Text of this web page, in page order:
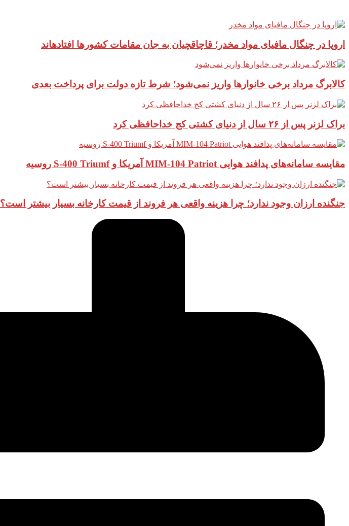
اروپا در چنگال مافیای مواد مخدر؛ قاچاقچیان به جان مقامات کشورها افتادهاند
کالابرگ مرداد برخی خانوارها واریز نمی‌شود؛ شرط تازه دولت برای پرداخت بعدی
براک لزنر پس از ۲۶ سال از دنیای کشتی کج خداحافظی کرد
مقایسه سامانه‌های پدافند هوایی MIM-104 Patriot آمریکا و S-400 Triumf روسیه
جنگنده ارزان وجود ندارد؛ چرا هزینه واقعی هر فروند از قیمت کارخانه بسیار بیشتر است؟